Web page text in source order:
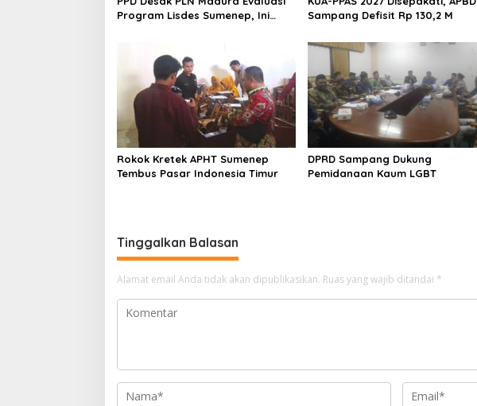
Program Lisdes Sumenep, Ini
Sampang Defisit Rp 130,2 M
Rokok Kretek APHT Sumenep
Tembus Pasar Indonesia Timur
DPRD Sampang Dukung
Pemidanaan Kaum LGBT
Tinggalkan Balasan
Alamat email Anda tidak akan dipublikasikan. Ruas yang wajib ditandai *